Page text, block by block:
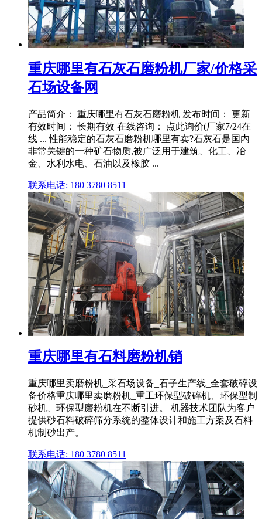
重庆哪里有石灰石磨粉机厂家/价格采
石场设备网
产品简介： 重庆哪里有石灰石磨粉机 发布时间： 更新
有效时间： 长期有效 在线咨询： 点此询价(厂家7/24在
线 ... 性能稳定的石灰石磨粉机哪里有卖?石灰石是国内
非常关键的一种矿石物质,被广泛用于建筑、化工、冶
金、水利水电、石油以及橡胶 ...
联系电话: 180 3780 8511
重庆哪里有石料磨粉机销
重庆哪里卖磨粉机_采石场设备_石子生产线_全套破碎设
备价格重庆哪里卖磨粉机_重工环保型破碎机、环保型制
砂机、环保型磨粉机在不断引进。 机器技术团队为客户
提供砂石料破碎筛分系统的整体设计和施工方案及石料
机制砂出产。
联系电话: 180 3780 8511